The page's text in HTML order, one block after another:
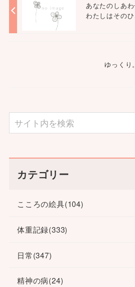
あなたのしあわ
わたしはそのひ
ゆっくり。
カテゴリー
こころの絵具(104)
体重記録(333)
日常(347)
精神の病(24)